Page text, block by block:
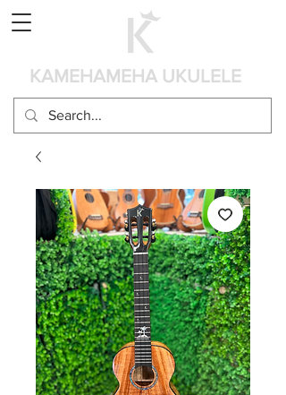
KAMEHAMEHA UKULELE